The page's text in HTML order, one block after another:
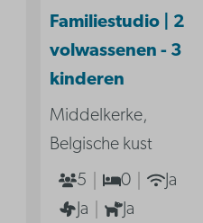
Familiestudio | 2
volwassenen - 3
kinderen
Middelkerke,
Belgische kust
5
0
Ja
Ja
Ja